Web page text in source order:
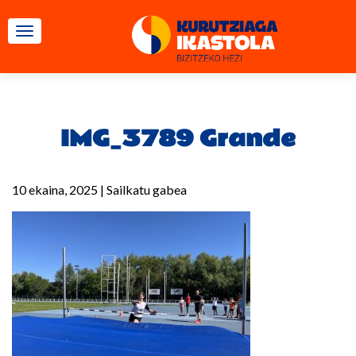
TOGGLE NAVIGATION
IMG_3789 Grande
10 ekaina, 2025 | Sailkatu gabea